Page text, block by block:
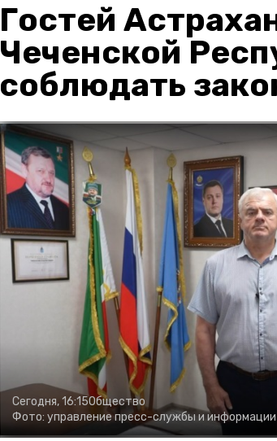
Гостей
Чеченской
соблюдать
Сегодня, 16:15Общество
Фото: управление пресс-службы и